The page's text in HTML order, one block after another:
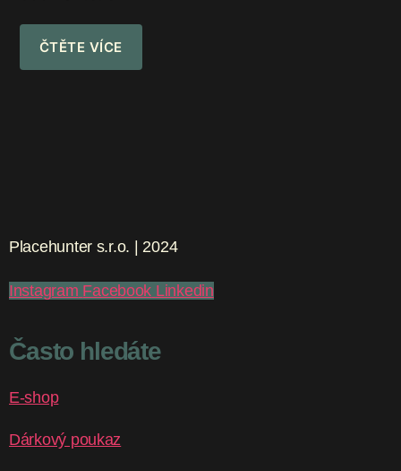
ČTĚTE VÍCE
Placehunter s.r.o. | 2024
Instagram Facebook Linkedin
Často hledáte
E-shop
Dárkový poukaz